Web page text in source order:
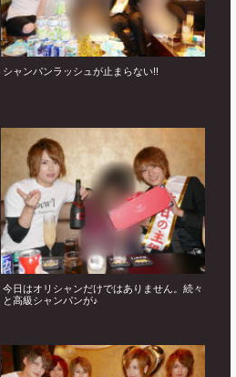
シャンパンラッシュが止まらない!!
今日はオリシャンだけではありません。続々
と高級シャンパンが♪